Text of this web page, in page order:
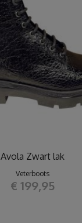
Avola Zwart lak
Veterboots
€ 199,95